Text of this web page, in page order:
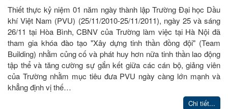
Thiết thực kỷ niệm 01 năm ngày thành lập Trường Đại học Dầu
khí Việt Nam (PVU) (25/11/2010-25/11/2011), ngày 25 và sáng
26/11 tại Hòa Bình, CBNV của Trường làm việc tại Hà Nội đã
tham gia khóa đào tạo "Xây dựng tinh thần đồng đội" (Team
Building) nhằm củng cố và phát huy hơn nữa tinh thần lao động
tập thể và tăng cường sự gắn kết giữa các cán bộ, giảng viên
của Trường nhằm mục tiêu đưa PVU ngày càng lớn mạnh và
khẳng định vị thế…
Chi tiết...